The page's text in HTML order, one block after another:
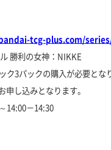
tcg-plus.com/
利の女神：NIKKE
ックの購入が必要となり
し込みとなります。
14:00－14:30